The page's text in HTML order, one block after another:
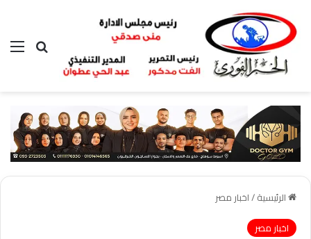
بحث عن
الرئيسية/اخبار مصر
اخبار مصر